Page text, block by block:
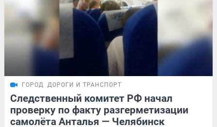
ГОРОД ДОРОГИ И ТРАНСПОРТ
Следственный комитет РФ начал
проверку по факту разгерметизации
самолёта Анталья — Челябинск